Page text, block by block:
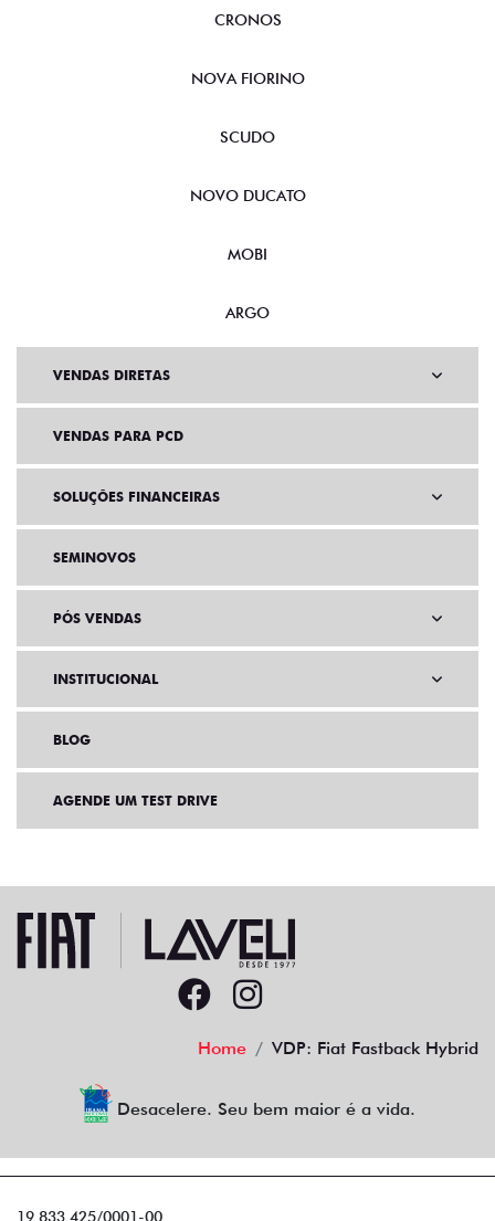
CRONOS
NOVA FIORINO
SCUDO
NOVO DUCATO
MOBI
ARGO
VENDAS DIRETAS
VENDAS PARA PCD
SOLUÇÕES FINANCEIRAS
SEMINOVOS
PÓS VENDAS
INSTITUCIONAL
BLOG
AGENDE UM TEST DRIVE
Home VDP: Fiat Fastback Hybrid
Desacelere. Seu bem maior é a vida.
19.833.425/0001-00